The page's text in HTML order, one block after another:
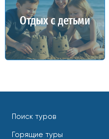
Отдых с детьми
Поиск туров
Горящие туры